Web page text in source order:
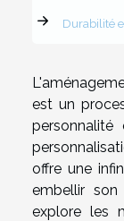
Durabilité
est un
offre une
embellir son
explore les